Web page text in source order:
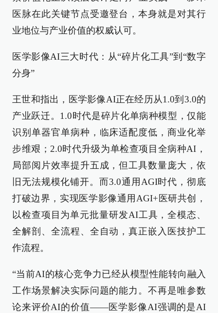
医脉在此关键节点受邀登台，本身就是对其行
业地位与产业价值的权威认可。
医学影像AI三大时代：从“碎片化工具”到“数字
分身”
王世和指出，医学影像AI正在经历从1.0到3.0的
产业跃迁。1.0时代是碎片化单病种模型，仅能
识别单器官单病种，临床适配度低，商业化举
步维艰；2.0时代升级为单检查项目全病种AI，
局部阅片效率提升五成，但工具数量庞大，依
旧无法规模化铺开。而3.0通用AGI时代，彻底
打破边界，实现医学影像通用AGI+医研共创，
以检查项目为单元批量研发AI工具，全模态、
全解剖、全流程、全自动，真正嵌入医技护工
作流程。
“当前AI的核心竞争力已经从模型性能转向融入
工作场景解决实际问题的能力。不再是唯参数
论来评价AI的价值——医学影像AI强调的是AI